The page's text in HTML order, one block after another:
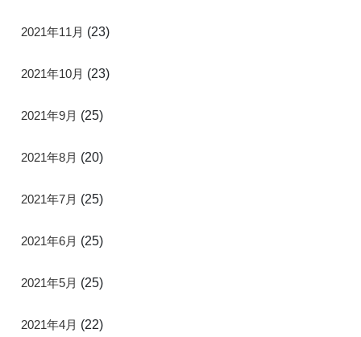
2021年11月 (23)
2021年10月 (23)
2021年9月 (25)
2021年8月 (20)
2021年7月 (25)
2021年6月 (25)
2021年5月 (25)
2021年4月 (22)